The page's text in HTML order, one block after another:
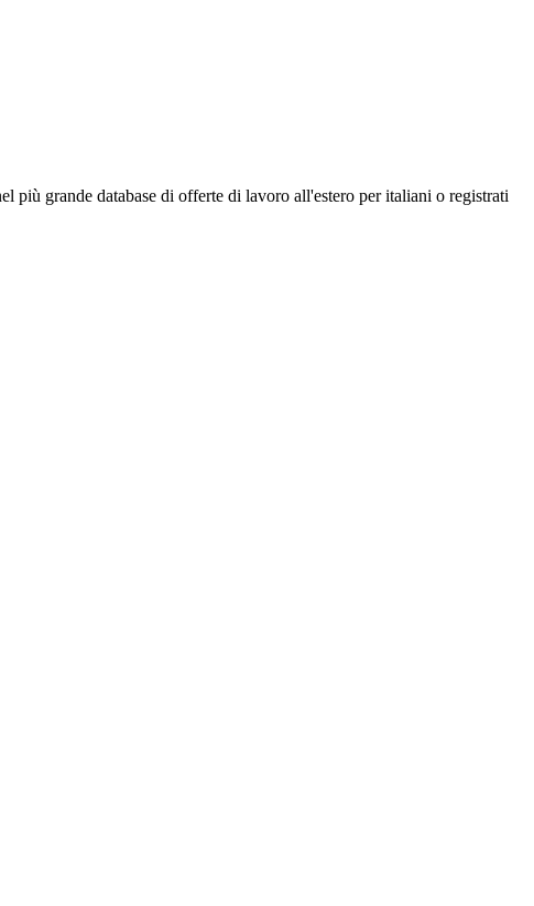
più grande database di offerte di lavoro all'estero per italiani o registrati